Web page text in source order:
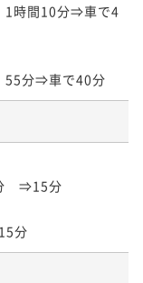
1時間10分⇒車で4
55分⇒車で40分
　⇒15分
分